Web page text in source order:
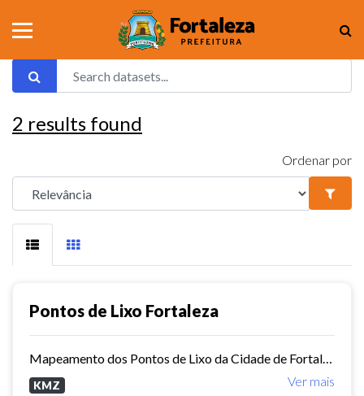
2 results found
Ordenar por
Pontos de Lixo Fortaleza
Ver mais
KMZ